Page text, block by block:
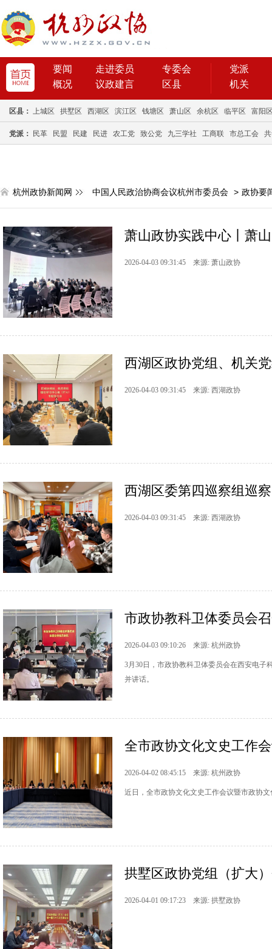
要闻 走进委员
专委会
概况
议政建言 区县
党派
机关
区县： 上城区 拱墅区 西湖区 滨江区 钱塘区 萧山区 余杭区 临平区 富阳
党派： 民革 民盟 民建 民进 农工党 致公党 九三学社 工商联 市总工会
杭州政协新闻网 中国人民政治协商会议杭州市委员会 > 政协要
萧山政协实践中心丨萧
2026-04-03 09:31:45 来源: 萧山政协
西湖区政协党组、机关
2026-04-03 09:31:45 来源: 西湖政协
西湖区委第四巡察组巡
2026-04-03 09:31:45 来源: 西湖政协
市政协教科卫体委员会
2026-04-03 09:10:26 来源: 杭州政协
3月30日，市政协教科卫体委员会在西安电子
并讲话。
全市政协文化文史工作
2026-04-02 08:45:15 来源: 杭州政协
近日，全市政协文化文史工作会议暨市政协
拱墅区政协党组（扩大
2026-04-01 09:17:23 来源: 拱墅政协